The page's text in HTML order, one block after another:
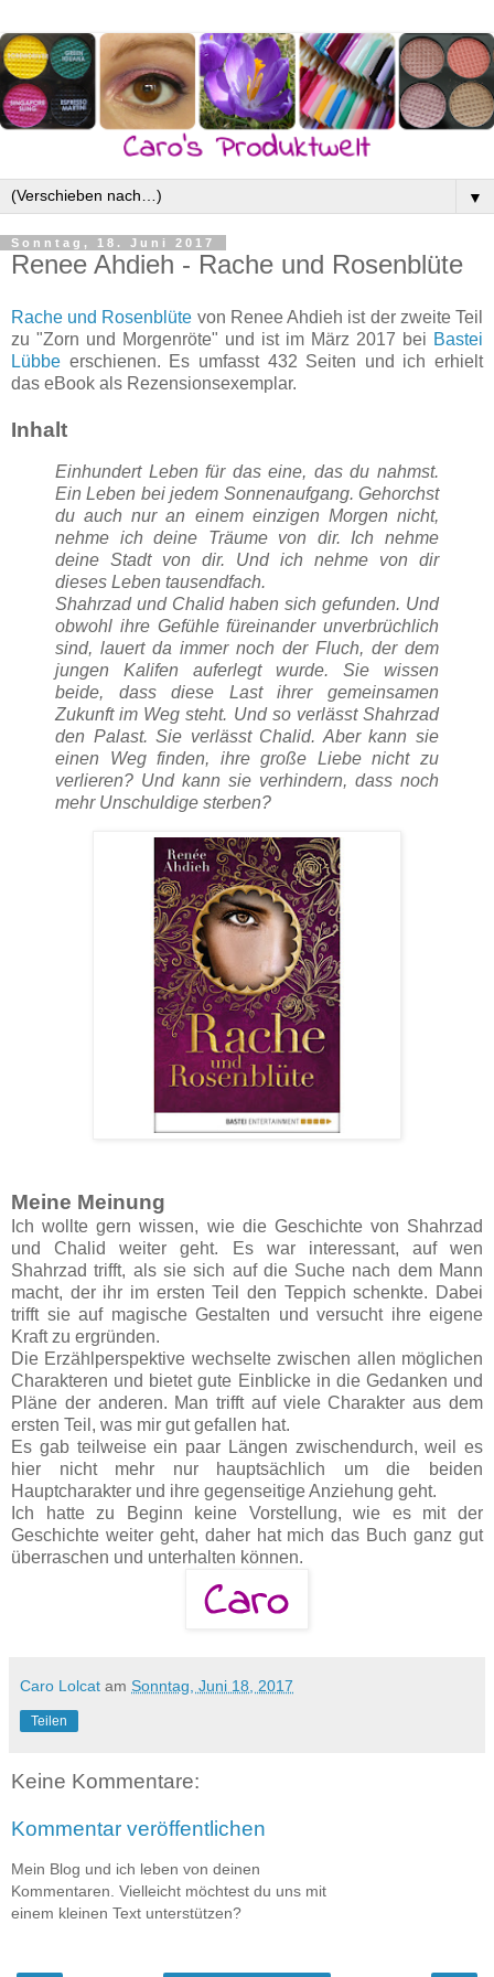
▼
Sonntag, 18. Juni 2017
Renee Ahdieh - Rache und Rosenblüte
Rache und Rosenblüte von Renee Ahdieh ist der zweite Teil
zu "Zorn und Morgenröte" und ist im März 2017 bei Bastei
Lübbe erschienen. Es umfasst 432 Seiten und ich erhielt
das eBook als Rezensionsexemplar.
Inhalt
Einhundert Leben für das eine, das du nahmst.
Ein Leben bei jedem Sonnenaufgang. Gehorchst
du auch nur an einem einzigen Morgen nicht,
nehme ich deine Träume von dir. Ich nehme
deine Stadt von dir. Und ich nehme von dir
dieses Leben tausendfach.
Shahrzad und Chalid haben sich gefunden. Und
obwohl ihre Gefühle füreinander unverbrüchlich
sind, lauert da immer noch der Fluch, der dem
jungen Kalifen auferlegt wurde. Sie wissen
beide, dass diese Last ihrer gemeinsamen
Zukunft im Weg steht. Und so verlässt Shahrzad
den Palast. Sie verlässt Chalid. Aber kann sie
einen Weg finden, ihre große Liebe nicht zu
verlieren? Und kann sie verhindern, dass noch
mehr Unschuldige sterben?
Meine Meinung
Ich wollte gern wissen, wie die Geschichte von Shahrzad
und Chalid weiter geht. Es war interessant, auf wen
Shahrzad trifft, als sie sich auf die Suche nach dem Mann
macht, der ihr im ersten Teil den Teppich schenkte. Dabei
trifft sie auf magische Gestalten und versucht ihre eigene
Kraft zu ergründen.
Die Erzählperspektive wechselte zwischen allen möglichen
Charakteren und bietet gute Einblicke in die Gedanken und
Pläne der anderen. Man trifft auf viele Charakter aus dem
ersten Teil, was mir gut gefallen hat.
Es gab teilweise ein paar Längen zwischendurch, weil es
hier nicht mehr nur hauptsächlich um die beiden
Hauptcharakter und ihre gegenseitige Anziehung geht.
Ich hatte zu Beginn keine Vorstellung, wie es mit der
Geschichte weiter geht, daher hat mich das Buch ganz gut
überraschen und unterhalten können.
Caro Lolcat am Sonntag, Juni 18, 2017
Teilen
Keine Kommentare:
Kommentar veröffentlichen
Mein Blog und ich leben von deinen
Kommentaren. Vielleicht möchtest du uns mit
einem kleinen Text unterstützen?